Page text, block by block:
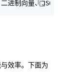
效率。下面为